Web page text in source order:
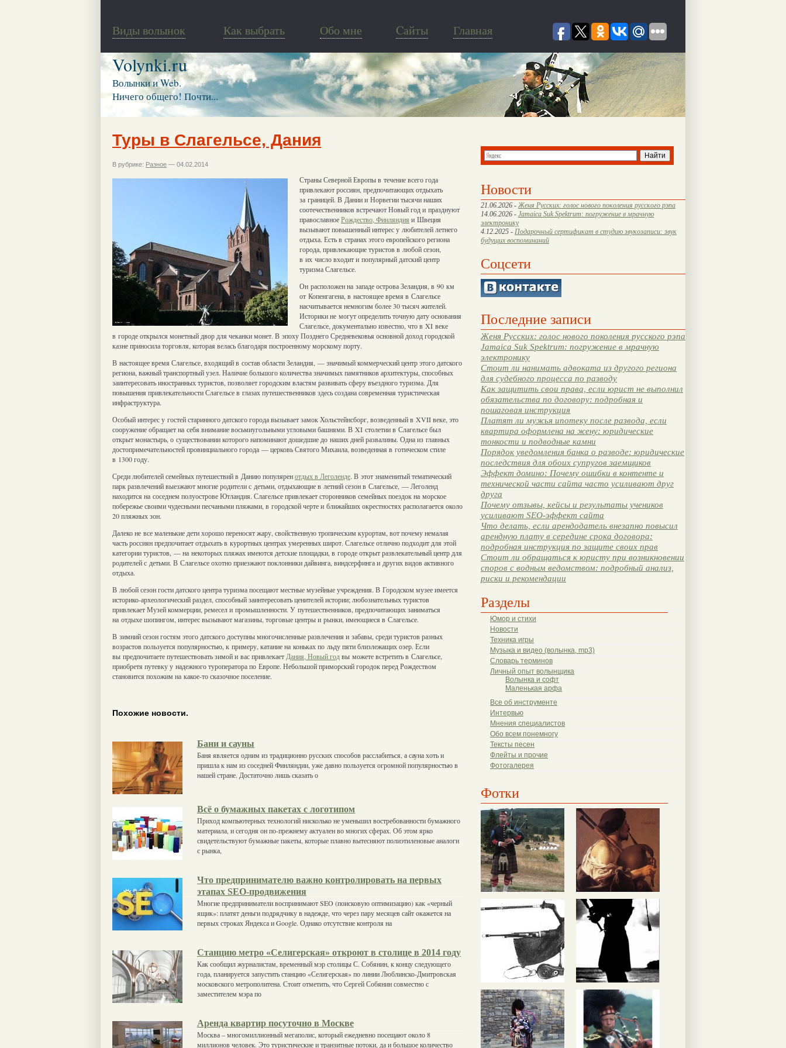
Виды волынок Как выбрать Обо мне Cайты Главная
Volynki.ru
Волынки и Web.
Ничего общего! Почти...
Новости
21.06.2026 - Женя Русских: голос нового поколения русского рэпа
14.06.2026 - Jamaica Suk Spektrum: погружение в мрачную
электронику
4.12.2025 - Подарочный сертификат в студию звукозаписи: звук
будущих воспоминаний
Соцсети
Последние записи
Женя Русских: голос нового поколения русского рэпа
Jamaica Suk Spektrum: погружение в мрачную
электронику
Стоит ли нанимать адвоката из другого региона
для судебного процесса по разводу
Как защитить свои права, если юрист не выполнил
обязательства по договору: подробная и
пошаговая инструкция
Платят ли мужья ипотеку после развода, если
квартира оформлена на жену: юридические
тонкости и подводные камни
Порядок уведомления банка о разводе: юридические
последствия для обоих супругов заемщиков
Эффект домино: Почему ошибки в контенте и
технической части сайта часто усиливают друг
друга
Почему отзывы, кейсы и результаты учеников
усиливают SEO-эффект сайта
Что делать, если арендодатель внезапно повысил
арендную плату в середине срока договора:
подробная инструкция по защите своих прав
Стоит ли обращаться к юристу при возникновении
споров с водным ведомством: подробный анализ,
риски и рекомендации
Разделы
Юмор и стихи
Новости
Техника игры
Музыка и видео (волынка, mp3)
Словарь терминов
Личный опыт волынщика
Волынка и софт
Маленькая арфа
Все об инструменте
Интервью
Мнения специалистов
Обо всем понемногу
Тексты песен
Флейты и прочие
Фотогалерея
Фотки
Туры в Слагельсе, Дания
В рубрике: Разное — 04.02.2014
Страны Северной Европы в течение всего года
привлекают россиян, предпочитающих отдыхать
за границей. В Дании и Норвегии тысячи наших
соотечественников встречают Новый год и празднуют
православноеРождество, Финляндия и Швеция
вызывают повышенный интерес у любителей летнего
отдыха. Есть в странах этого европейского региона
города, привлекающие туристов в любой сезон,
в их число входит и популярный датский центр
туризма Слагельсе.
Он расположен на западе острова Зеландия, в 90 км
от Копенгагена, в настоящее время в Слагельсе
насчитывается немногим более 30 тысяч жителей.
Историки не могут определить точную дату основания
Слагельсе, документально известно, что в XI веке
в городе открылся монетный двор для чеканки монет. В эпоху Позднего Средневековья основной доход городской
казне приносила торговля, которая велась благодаря построенному морскому порту.
В настоящее время Слагельсе, входящий в состав области Зеландия, — значимый коммерческий центр этого датского
региона, важный транспортный узел. Наличие большого количества значимых памятников архитектуры, способных
заинтересовать иностранных туристов, позволяет городским властям развивать сферу въездного туризма. Для
повышения привлекательности Слагельсе в глазах путешественников здесь создана современная туристическая
инфраструктура.
Особый интерес у гостей старинного датского города вызывает замок Хольстейнсборг, возведенный в XVII веке, это
сооружение обращает на себя внимание восьмиугольными угловыми башнями. В XI столетии в Слагельсе был
открыт монастырь, о существовании которого напоминают дошедшие до наших дней развалины. Одна из главных
достопримечательностей провинциального города — церковь Святого Михаила, возведенная в готическом стиле
в 1300 году.
Среди любителей семейных путешествий в Данию популяренотдых в Леголенде. В этот знаменитый тематический
парк развлечений выезжают многие родители с детьми, отдыхающие в летний сезон в Слагельсе, — Леголенд
находится на соседнем полуострове Ютландия. Слагельсе привлекает сторонников семейных поездок на морское
побережье своими чудесными песчаными пляжами, в городской черте и ближайших окрестностях располагается около
20 пляжных зон.
Далеко не все маленькие дети хорошо переносят жару, свойственную тропическим курортам, вот почему немалая
часть россиян предпочитает отдыхать в курортных центрах умеренных широт. Слагельсе отлично подходит для этой
категории туристов, — на некоторых пляжах имеются детские площадки, в городе открыт развлекательный центр для
родителей с детьми. В Слагельсе охотно приезжают поклонники дайвинга, виндсерфинга и других видов активного
отдыха.
В любой сезон гости датского центра туризма посещают местные музейные учреждения. В Городском музее имеется
историко-археологический раздел, способный заинтересовать ценителей истории; любознательных туристов
привлекает Музей коммерции, ремесел и промышленности. У путешественников, предпочитающих заниматься
на отдыхе шопингом, интерес вызывают магазины, торговые центры и рынки, имеющиеся в Слагельсе.
В зимний сезон гостям этого датского доступны многочисленные развлечения и забавы, среди туристов разных
возрастов пользуется популярностью, к примеру, катание на коньках по льду пяти близлежащих озер. Если
вы предпочитаете путешествовать зимой и вас привлекает Дания, Новый годвы можете встретить в Слагельсе,
приобретя путевку у надежного туроператора по Европе. Небольшой приморский городок перед Рождеством
становится похожим на какое-то сказочное поселение.
Похожие новости.
Бани и сауны
Баня является одним из традиционно русских способов расслабиться, а сауна хоть и
пришла к нам из соседней Финляндии, уже давно пользуется огромной популярностью в
нашей стране. Достаточно лишь сказать о
Всё о бумажных пакетах с логотипом
Приход компьютерных технологий нисколько не уменьшил востребованности бумажного
материала, и сегодня он по-прежнему актуален во многих сферах. Об этом ярко
свидетельствуют бумажные пакеты, которые плавно вытесняют полиэтиленовые аналоги
с рынка,
Что предпринимателю важно контролировать на первых
этапах SEO-продвижения
Многие предприниматели воспринимают SEO (поисковую оптимизацию) как «черный
ящик»: платят деньги подрядчику в надежде, что через пару месяцев сайт окажется на
первых строках Яндекса и Google. Однако отсутствие контроля на
Станцию метро «Селигерская» откроют в столице в 2014 году
Как сообщил журналистам, временный мэр столицы С. Собянин, к концу следующего
года, планируется запустить станцию «Селигерская» по линии Люблинско-Дмитровская
московского метрополитена. Стоит отметить, что Сергей Собянин совместно с
заместителем мэра по
Аренда квартир посуточно в Москве
Москва – многомиллионный мегаполис, который ежедневно посещают около 8
миллионов человек. Это туристические и транзитные потоки, да и большое количество